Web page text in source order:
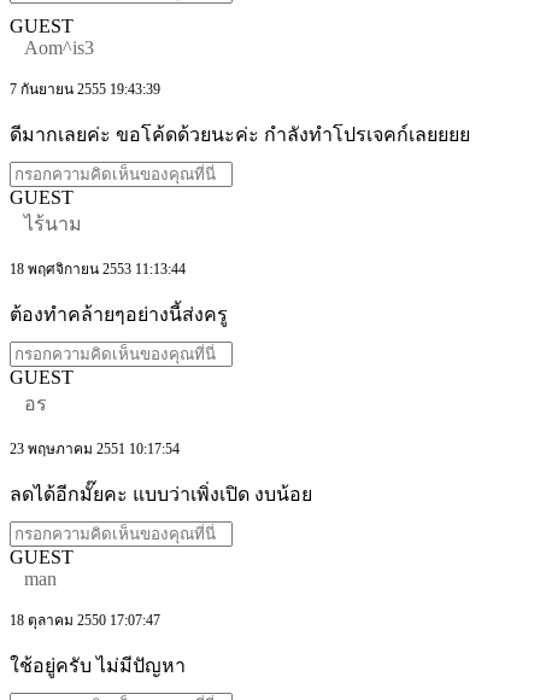
GUEST
Aom^is3
7 กันยายน 2555 19:43:39
ดีมากเลยค่ะ ขอโค้ดด้วยนะค่ะ กำลังทำโปรเจคก์เลยยยย
GUEST
ไร้นาม
18 พฤศจิกายน 2553 11:13:44
ต้องทำคล้ายๆอย่างนี้ส่งครู
GUEST
อร
23 พฤษภาคม 2551 10:17:54
ลดได้อีกมั๊ยคะ แบบว่าเพิ่งเปิด งบน้อย
GUEST
man
18 ตุลาคม 2550 17:07:47
ใช้อยู่ครับ ไม่มีปัญหา